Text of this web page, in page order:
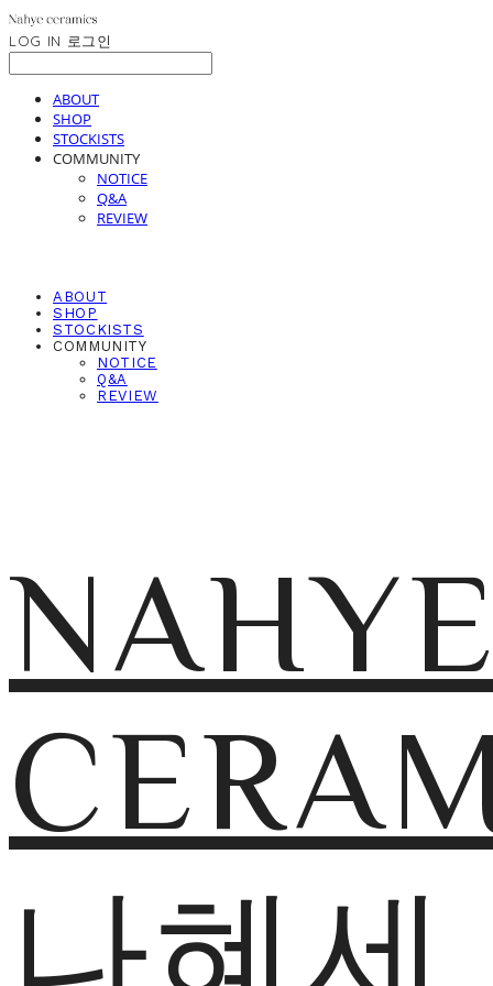
LOG IN 로그인
ABOUT
SHOP
STOCKISTS
COMMUNITY
NOTICE
Q&A
REVIEW
ABOUT
SHOP
STOCKISTS
COMMUNITY
NOTICE
Q&A
REVIEW
나혜세